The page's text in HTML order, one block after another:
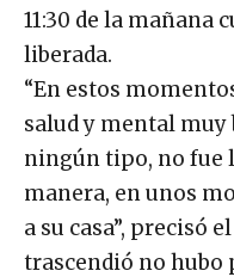
11:30 de la mañana
liberada.
“En estos
salud y mental muy
ningún tipo, no fue
manera, en unos
a su casa”, precisó
trascendió no hubo